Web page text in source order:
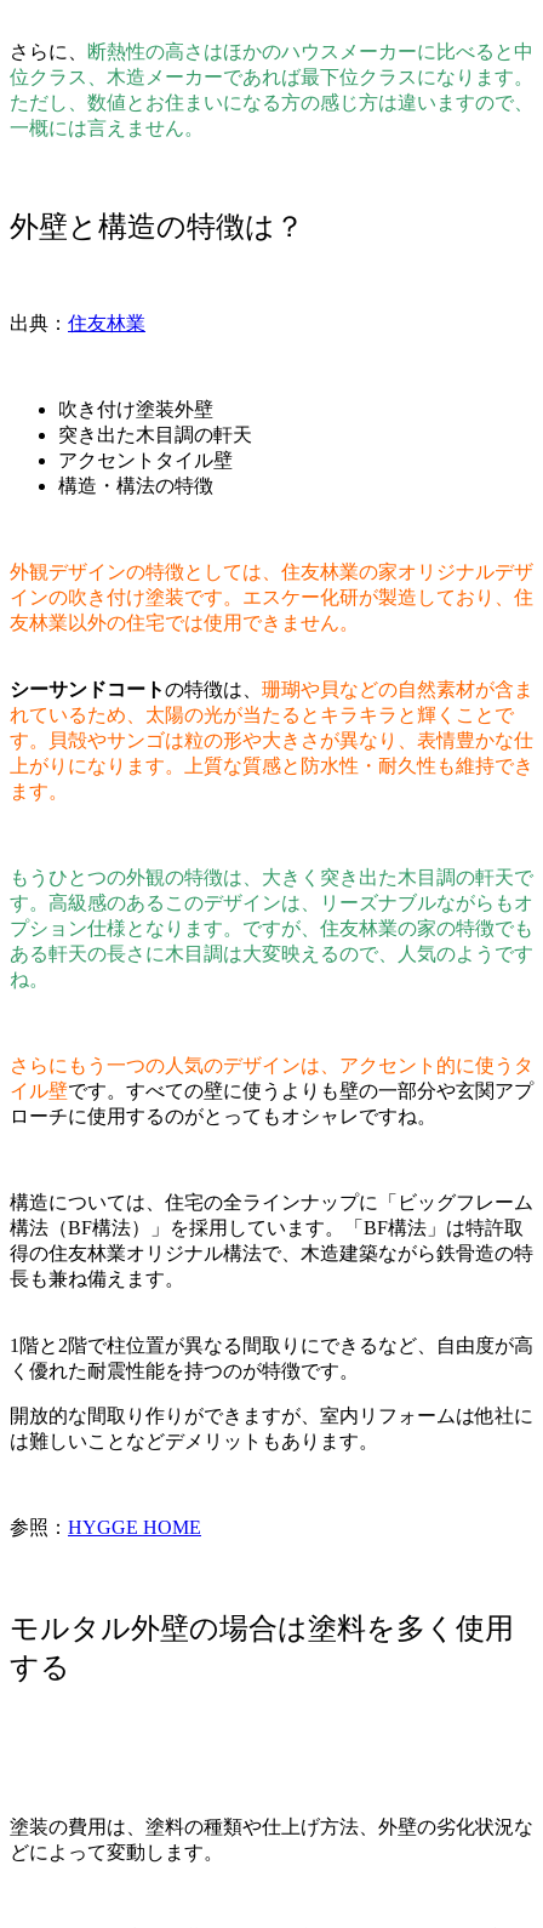
さらに、
断熱性の高さはほかのハウスメーカーに比べると中
位クラス、木造メーカーであれば最下位クラスになります。
ただし、数値とお住まいになる方の感じ方は違いますので、
一概には言えません。
外壁と構造の特徴は？
出典： 住友林業
吹き付け塗装外壁
突き出た木目調の軒天
アクセントタイル壁
構造・構法の特徴
外観デザインの特徴としては、住友林業の家オリジナルデザ
インの吹き付け塗装です。エスケー化研が製造しており、住
友林業以外の住宅では使用できません。
シーサンドコートの特徴は、 珊瑚や貝などの自然素材が含ま
れているため、太陽の光が当たるとキラキラと輝くことで
す。貝殻やサンゴは粒の形や大きさが異なり、表情豊かな仕
上がりになります。上質な質感と防水性・耐久性も維持でき
ます。
もうひとつの外観の特徴は、大きく突き出た木目調の軒天で
す。高級感のあるこのデザインは、リーズナブルながらもオ
プション仕様となります。ですが、住友林業の家の特徴でも
ある軒天の長さに木目調は大変映えるので、人気のようです
ね。
さらにもう一つの人気のデザインは、アクセント的に使うタ
イル壁です。すべての壁に使うよりも壁の一部分や玄関アプ
ローチに使用するのがとってもオシャレですね。
構造については、住宅の全ラインナップに「ビッグフレーム
構法（BF構法）」を採用しています。「BF構法」は特許取
得の住友林業オリジナル構法で、木造建築ながら鉄骨造の特
長も兼ね備えます。
1階と2階で柱位置が異なる間取りにできるなど、自由度が高
く優れた耐震性能を持つのが特徴です。
開放的な間取り作りができますが、室内リフォームは他社に
は難しいことなどデメリットもあります。
参照： HYGGE HOME
モルタル外壁の場合は塗料を多く使用
する
塗装の費用は、塗料の種類や仕上げ方法、外壁の劣化状況な
どによって変動します。